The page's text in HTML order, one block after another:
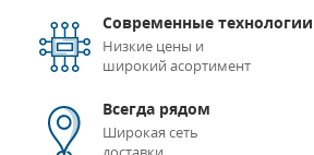
Современные технологии
Низкие цены и
широкий асортимент
Всегда рядом
Широкая сеть